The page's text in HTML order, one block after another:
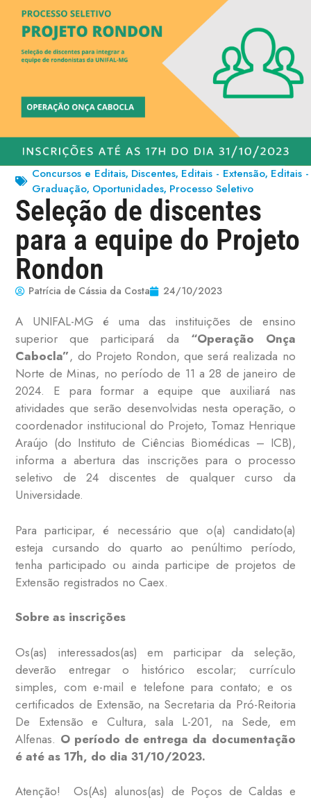
Concursos e Editais, Discentes, Editais - Extensão, Editais -
Graduação, Oportunidades, Processo Seletivo
Seleção de discentes
para a equipe do Projeto
Rondon
Patrícia de Cássia da Costa 24/10/2023
A UNIFAL-MG é uma das instituições de ensino
superior que participará da “Operação Onça
Cabocla”, do Projeto Rondon, que será realizada no
Norte de Minas, no período de 11 a 28 de janeiro de
2024. E para formar a equipe que auxiliará nas
atividades que serão desenvolvidas nesta operação, o
coordenador institucional do Projeto, Tomaz Henrique
Araújo (do Instituto de Ciências Biomédicas – ICB),
informa a abertura das inscrições para o processo
seletivo de 24 discentes de qualquer curso da
Universidade.
Para participar, é necessário que o(a) candidato(a)
esteja cursando do quarto ao penúltimo período,
tenha participado ou ainda participe de projetos de
Extensão registrados no Caex.
Sobre as inscrições
Os(as) interessados(as) em participar da seleção,
deverão entregar o histórico escolar; currículo
simples, com e-mail e telefone para contato; e os
certificados de Extensão, na Secretaria da Pró-Reitoria
De Extensão e Cultura, sala L-201, na Sede, em
Alfenas. O período de entrega da documentação
é até as 17h, do dia 31/10/2023.
Atenção! Os(As) alunos(as) de Poços de Caldas e